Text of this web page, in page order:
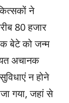
ने
80 हजार
बेटे को जन्म
अचानक
न होने
गया, जहां से